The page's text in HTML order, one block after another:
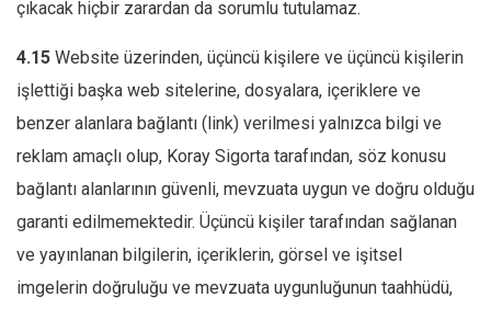
çıkacak hiçbir zarardan da sorumlu tutulamaz.
4.15 Website üzerinden, üçüncü kişilere ve üçüncü kişilerin
işlettiği başka web sitelerine, dosyalara, içeriklere ve
benzer alanlara bağlantı (link) verilmesi yalnızca bilgi ve
reklam amaçlı olup, Koray Sigorta tarafından, söz konusu
bağlantı alanlarının güvenli, mevzuata uygun ve doğru olduğu
garanti edilmemektedir. Üçüncü kişiler tarafından sağlanan
ve yayınlanan bilgilerin, içeriklerin, görsel ve işitsel
imgelerin doğruluğu ve mevzuata uygunluğunun taahhüdü,